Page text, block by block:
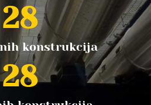
konstrukcija
28
28